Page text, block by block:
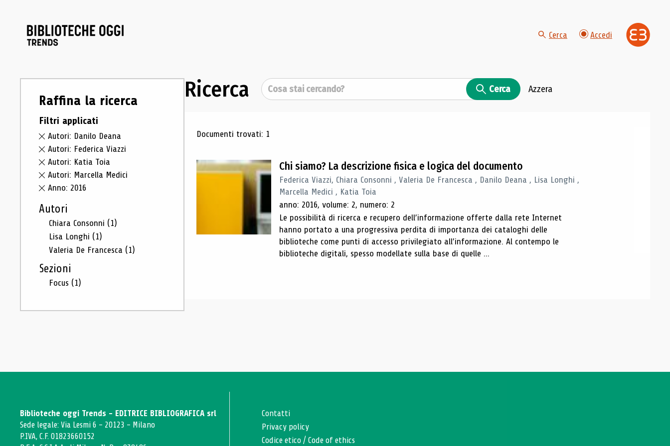
Cerca Accedi
Raffina la ricerca
Filtri applicati
Autori: Danilo Deana
Autori: Federica Viazzi
Autori: Katia Toia
Autori: Marcella Medici
Anno: 2016
Autori
Chiara Consonni (1)
Lisa Longhi (1)
Valeria De Francesca (1)
Sezioni
Focus (1)
Ricerca Cerca Cerca Azzera
Risultati di ricerca
Documenti trovati: 1
Chi siamo? La descrizione fisica e logica del documento
Federica Viazzi, Chiara Consonni , Valeria De Francesca , Danilo Deana , Lisa Longhi ,
Marcella Medici , Katia Toia
anno: 2016, volume: 2, numero: 2
Le possibilità di ricerca e recupero dell’informazione offerte dalla rete Internet
hanno portato a una progressiva perdita di importanza dei cataloghi delle
biblioteche come punti di accesso privilegiato all’informazione. Al contempo le
biblioteche digitali, spesso modellate sulla base di quelle ...
Biblioteche oggi Trends - EDITRICE BIBLIOGRAFICA srl
Sede legale: Via Lesmi 6 - 20123 - Milano
P.IVA, C.F. 01823660152
Contatti
Privacy policy
Codice etico /Code of ethics